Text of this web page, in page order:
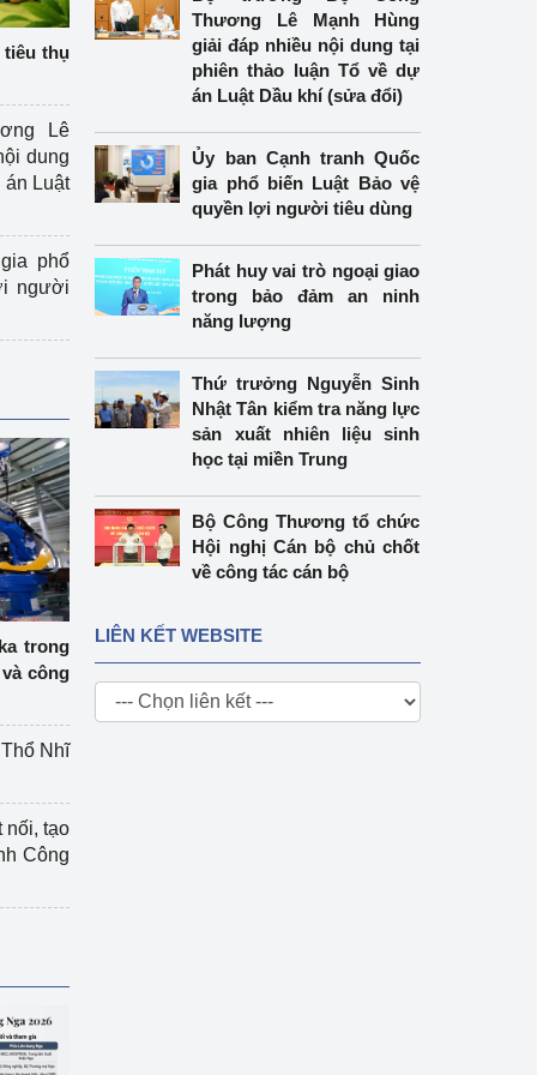
thụ
Lê
dung
Luật
phổ
người
trong
công
Nhĩ
nối, tạo
Công
Thương Lê Mạnh Hùng
giải đáp nhiều nội dung tại
phiên thảo luận Tổ về dự
án Luật Dầu khí (sửa đổi)
Ủy ban Cạnh tranh Quốc
gia phổ biến Luật Bảo vệ
quyền lợi người tiêu dùng
Phát huy vai trò ngoại giao
trong bảo đảm an ninh
năng lượng
Thứ trưởng Nguyễn Sinh
Nhật Tân kiểm tra năng lực
sản xuất nhiên liệu sinh
học tại miền Trung
Bộ Công Thương tổ chức
Hội nghị Cán bộ chủ chốt
về công tác cán bộ
LIÊN KẾT WEBSITE